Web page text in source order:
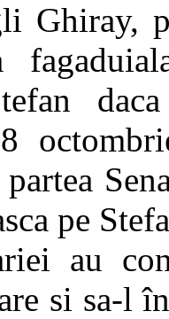
Ghiray,
pe
au
si sa-l